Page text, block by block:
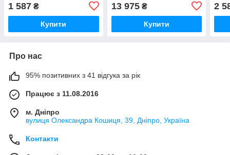
Білорусь) 50-4216018
1 587 ₴
Купити
13 975₴
Купити
2
Про нас
95% позитивних з 41 відгука за рік
Працює з 11.08.2016
м. Дніпро
вулиця Олександра Кошиця, 39, Дніпро, Україна
Контакти